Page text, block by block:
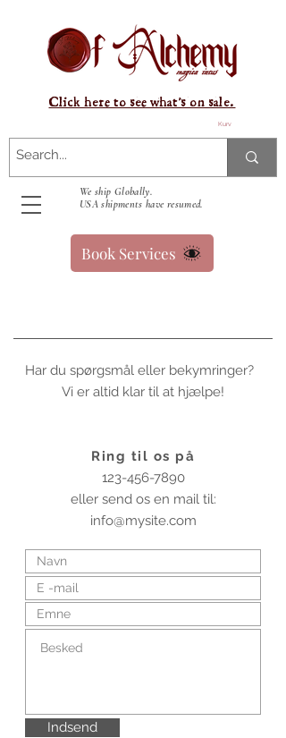
Kurv
We ship Globally.
USA shipments have resumed.
Click here to see what's on sale.
Book Services
Har du spørgsmål eller bekymringer?
Vi er altid klar til at hjælpe!
Ring til os på
123-456-7890
eller send os en mail til:
info@mysite.com
Indsend